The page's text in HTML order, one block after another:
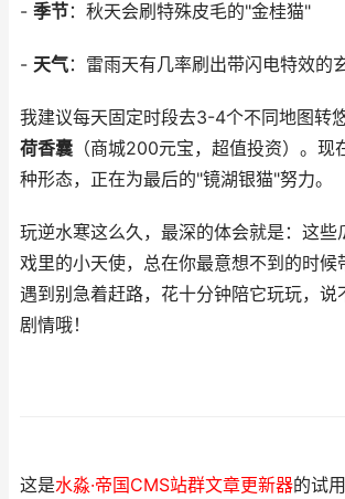
- 季节：秋天会刷特殊皮毛的"金桂猫"
- 天气：雷雨天有几率刷出带闪电特效的
我建议每天固定时段去3-4个不同地图转
荷香囊 （商城200元宝，超值投资）。现
种形态，正在为最后的"镜湖银猫"努力。
玩逆水寒这么久，最深的体会就是：这些
戏里的小天使，总在你最意想不到的时候
遇到别急着赶路，花十分钟陪它玩玩，说
剧情哦！
这是水淼·帝国CMS站群文章更新器的试